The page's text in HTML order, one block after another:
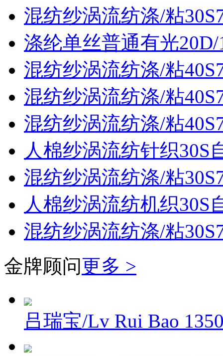
混纺纱涡流纺涤/粘
涤纶单丝普通有光20D/
混纺纱涡流纺涤/粘
混纺纱涡流纺涤/粘
混纺纱涡流纺涤/粘
人棉纱涡流纺针织30S
混纺纱涡流纺涤/粘
人棉纱涡流纺机织30S
混纺纱涡流纺涤/粘
金牌顾问更多 >
吕瑞宝/Lv Rui Bao